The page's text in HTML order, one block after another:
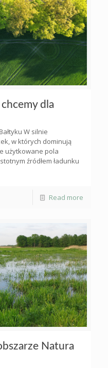
dla
W silnie
w których dominują
użytkowane pola
źródłem ładunku
Read more
Natura